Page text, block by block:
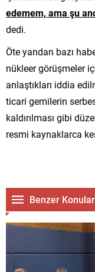
edemem, ama şu
dedi.
Öte yandan bazı
nükleer görüşmeler
anlaştıkları iddia
ticari gemilerin
kaldırılması gibi
resmi kaynaklarca
Benzer Konular